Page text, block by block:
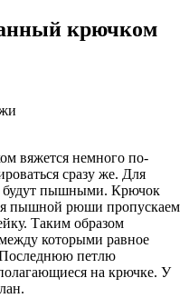
крючком
вяжется немного по-
сразу же. Для
будут пышными. Крючок
пышной рюши пропускаем
Таким образом
которыми равное
Последнюю петлю
на крючке. У